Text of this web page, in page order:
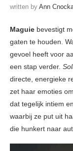
written by Ann
Maguie bevestigt
gaten te houden.
gevoel heeft voor
een stap verder.
directe, energieke
zet haar emoties
dat tegelijk intiem
waarbij ze put uit
die hunkert naar